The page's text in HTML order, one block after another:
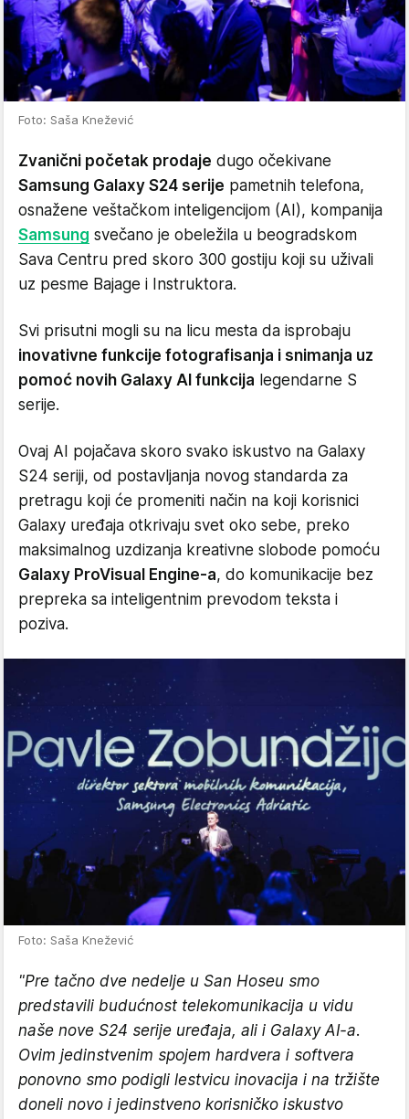
Foto: Saša Knežević
Zvanični početak prodaje dugo očekivane
Samsung Galaxy S24 serije pametnih telefona,
osnažene veštačkom inteligencijom (AI), kompanija
Samsung svečano je obeležila u beogradskom
Sava Centru pred skoro 300 gostiju koji su uživali
uz pesme Bajage i Instruktora.
Svi prisutni mogli su na licu mesta da isprobaju
inovativne funkcije fotografisanja i snimanja uz
pomoć novih Galaxy AI funkcija legendarne S
serije.
Ovaj AI pojačava skoro svako iskustvo na Galaxy
S24 seriji, od postavljanja novog standarda za
pretragu koji će promeniti način na koji korisnici
Galaxy uređaja otkrivaju svet oko sebe, preko
maksimalnog uzdizanja kreativne slobode pomoću
Galaxy ProVisual Engine-a, do komunikacije bez
prepreka sa inteligentnim prevodom teksta i
poziva.
Foto: Saša Knežević
"Pre tačno dve nedelje u San Hoseu smo
predstavili budućnost telekomunikacija u vidu
naše nove S24 serije uređaja, ali i Galaxy AI-a.
Ovim jedinstvenim spojem hardvera i softvera
ponovno smo podigli lestvicu inovacija i na tržište
doneli novo i jedinstveno korisničko iskustvo